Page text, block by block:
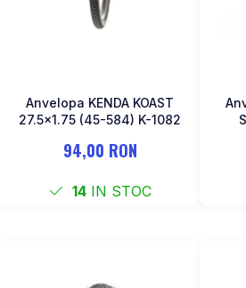
Anvelopa KENDA KOAST
27.5×1.75 (45-584) K-1082
94,00 RON
14IN STOC